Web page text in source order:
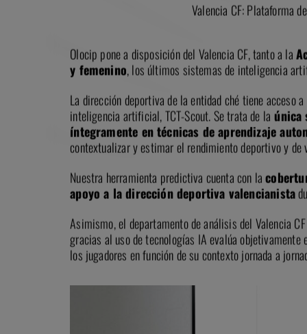
Valencia CF: Plataforma
Olocip pone a disposición del Valencia CF, tanto a la
y femenino, los últimos sistemas de inteligencia
La dirección deportiva de la entidad ché tiene acceso
inteligencia artificial, TCT-Scout. Se trata de la única
íntegramente en técnicas de aprendizaje
contextualizar y estimar el rendimiento deportivo y de
Nuestra herramienta predictiva cuenta con la
apoyo a la dirección deportiva valencianista
Asimismo, el departamento de análisis del Valencia
gracias al uso de tecnologías IA evalúa
los jugadores en función de su contexto jornada a